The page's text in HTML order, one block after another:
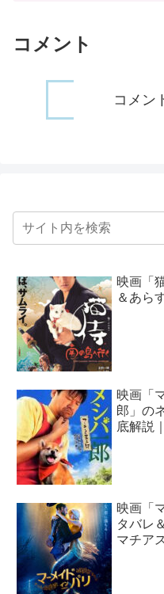
コメント
コメン
映画「
＆あら
映画「
郎」の
底解説
映画「
タバレ
マチア